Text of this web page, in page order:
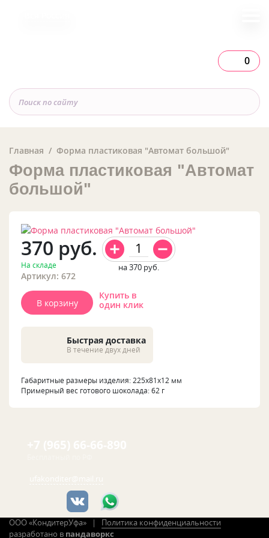
0
Главная Форма пластиковая "Автомат большой"
Форма пластиковая "Автомат
большой"
370 руб.
На складе
Артикул: 672
на 370 руб.
В корзину
Купить в
один клик
Быстрая доставка
В течение двух дней
Габаритные размеры изделия: 225x81x12 мм
Примерный вес готового шоколада: 62 г
ООО «КондитерУфа» | Политика конфиденциальности
разработано в пандаворкс